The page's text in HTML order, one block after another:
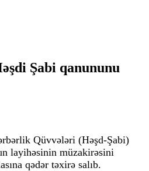
Şabi qanununu
Qüvvələri (Həşd-Şabi)
layihəsinin müzakirəsini
qədər təxirə salıb.